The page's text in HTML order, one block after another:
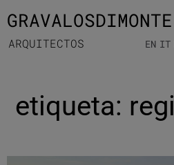
GRAVALOSDIMONTE
ARQUITECTOS EN IT
etiqueta: